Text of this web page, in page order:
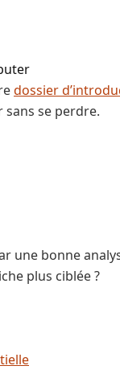
dossier
se perdre.
une bonne
plus ciblée ?